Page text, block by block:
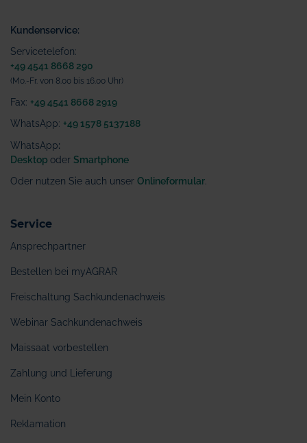
Kundenservice:
Servicetelefon:
+49 4541 8668 290
(Mo.-Fr. von 8.00 bis 16.00 Uhr)
Fax: +49 4541 8668 2919
WhatsApp: +49 1578 5137188
WhatsApp:
Desktop oder Smartphone
Oder nutzen Sie auch unser Onlineformular
Service
Ansprechpartner
Bestellen bei myAGRAR
Freischaltung Sachkundenachweis
Webinar Sachkundenachweis
Maissaat vorbestellen
Zahlung und Lieferung
Mein Konto
Reklamation